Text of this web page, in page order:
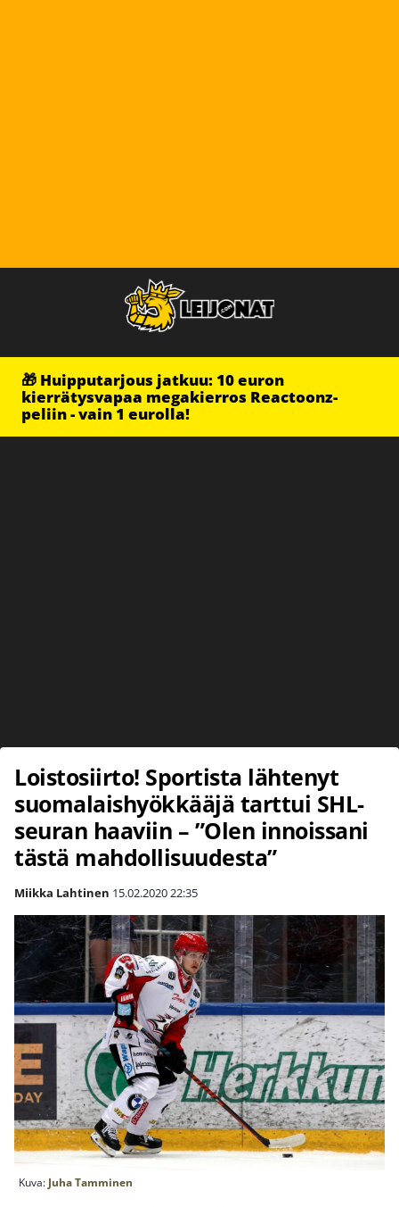
🎁 Huipputarjous jatkuu: 10 euron
kierrätysvapaa megakierros Reactoonz-
peliin - vain 1 eurolla!
Loistosiirto! Sportista lähtenyt
suomalaishyökkääjä tarttui SHL-
seuran haaviin – ”Olen innoissani
tästä mahdollisuudesta”
Miikka Lahtinen 15.02.202022:35
Kuva: Juha Tamminen